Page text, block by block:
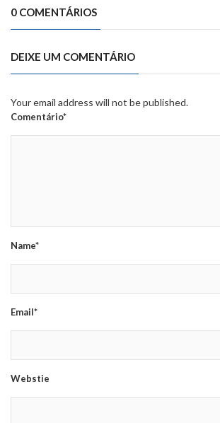
0 COMENTÁRIOS
DEIXE UM COMENTÁRIO
Your email address will not be published.
Comentário*
Name*
Email*
Webstie